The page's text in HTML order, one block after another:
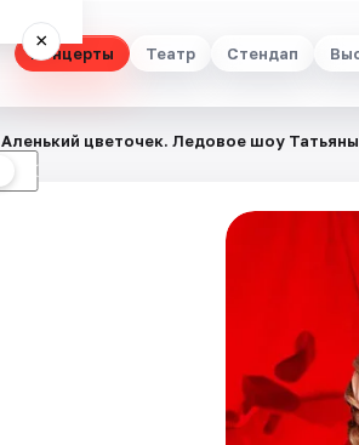
Концерты Театр Стендап
×
☾
Аленький цветочек. Ледовое шоу